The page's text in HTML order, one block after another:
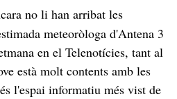
no li han arribat les
meteoròloga d'Antena 3
en el Telenotícies, tant al
està molt contents amb les
l'espai informatiu més vist de